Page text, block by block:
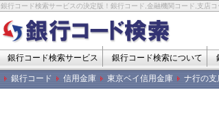
銀行コード検索サービスの決定版！銀行コード,金融機関コード,支店
銀行コード検索サービス 銀行コード検索について
銀行コード
信用金庫 東京ベイ信用金庫 ナ行の支